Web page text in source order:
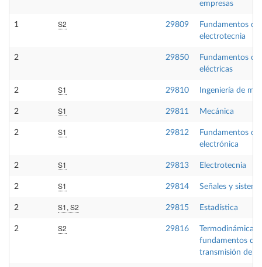
empresas
1 S2 29809
Fundamentos de
electrotecnia
2 29850
Fundamentos de
eléctricas
2 S1 29810 Ingeniería de
2 S1 29811 Mecánica
2 S1 29812
Fundamentos de
electrónica
2 S1 29813 Electrotecnia
2 S1 29814 Señales y
2 S1, S2 29815 Estadística
2 S2 29816
Termodinámica
fundamentos de
transmisión de